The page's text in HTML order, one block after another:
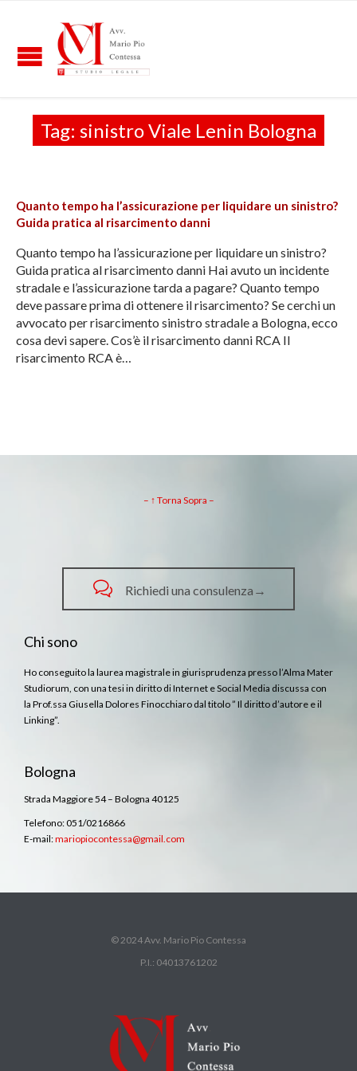
Tag: sinistro Viale Lenin Bologna
Quanto tempo ha l’assicurazione per liquidare un sinistro?
Guida pratica al risarcimento danni
Quanto tempo ha l’assicurazione per liquidare un sinistro?
Guida pratica al risarcimento danni Hai avuto un incidente
stradale e l’assicurazione tarda a pagare? Quanto tempo
deve passare prima di ottenere il risarcimento? Se cerchi un
avvocato per risarcimento sinistro stradale a Bologna, ecco
cosa devi sapere. Cos’è il risarcimento danni RCA Il
risarcimento RCA è…
– ↑ Torna Sopra –
 Richiedi una consulenza→
Chi sono
Ho conseguito la laurea magistrale in giurisprudenza presso l’Alma Mater
Studiorum, con una tesi in diritto di Internet e Social Media discussa con
la Prof.ssa Giusella Dolores Finocchiaro dal titolo ” Il diritto d’autore e il
Linking”.
Bologna
Strada Maggiore 54 – Bologna 40125
Telefono: 051/0216866
E-mail:mariopiocontessa@gmail.com
© 2024 Avv. Mario Pio Contessa
P.I.: 04013761202